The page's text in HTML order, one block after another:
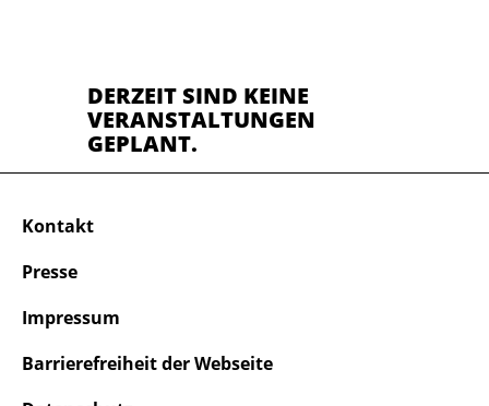
DERZEIT SIND KEINE
VERANSTALTUNGEN
GEPLANT.
Kontakt
Presse
Impressum
Barrierefreiheit der Webseite